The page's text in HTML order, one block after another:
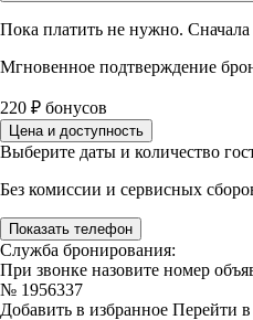
Пока платить не нужно.
Мгновенное подтверждение
220 ₽ бонусов
Цена и доступность
Выберите даты и количество
Без комиссии и сервисных
Показать телефон
Служба бронирования:
При звонке назовите номер
№ 1956337
Добавить в избранное Перейти